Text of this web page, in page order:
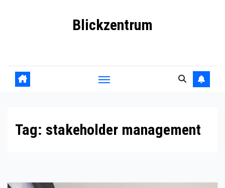
Blickzentrum
Tag: stakeholder management